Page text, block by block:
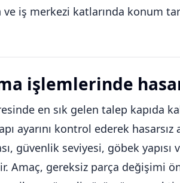
iş merkezi katlarında konum
işlemlerinde
en sık gelen talep kapıda
ayarını kontrol ederek
güvenlik seviyesi, göbek yapısı
Amaç, gereksiz parça değişimi